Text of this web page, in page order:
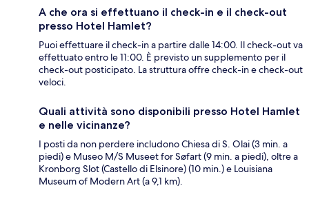
A che ora si effettuano il check-in e il check-out
presso Hotel Hamlet?
Puoi effettuare il check-in a partire dalle 14:00. Il check-out va
effettuato entro le 11:00. È previsto un supplemento per il
check-out posticipato. La struttura offre check-in e check-out
veloci.
Quali attività sono disponibili presso Hotel Hamlet
e nelle vicinanze?
I posti da non perdere includono Chiesa di S. Olai (3 min. a
piedi) e Museo M/S Museet for Søfart (9 min. a piedi), oltre a
Kronborg Slot (Castello di Elsinore) (10 min.) e Louisiana
Museum of Modern Art (a 9,1 km).